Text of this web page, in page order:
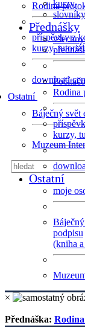
Rodina
příspěvky z
kurzy,
download
Ostatní
Báječný svět
Muzeum
kurzy
slovníky
Přednášky
Rodina
kurzy,
Ostatní
moje
podpisu
(kniha
×
Přednáška: